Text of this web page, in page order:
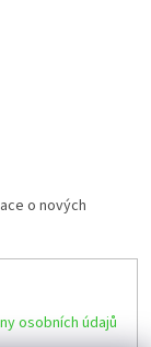
o nových
osobních údajů